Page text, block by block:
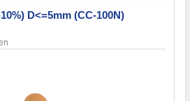
D<=5mm (CC-100N)